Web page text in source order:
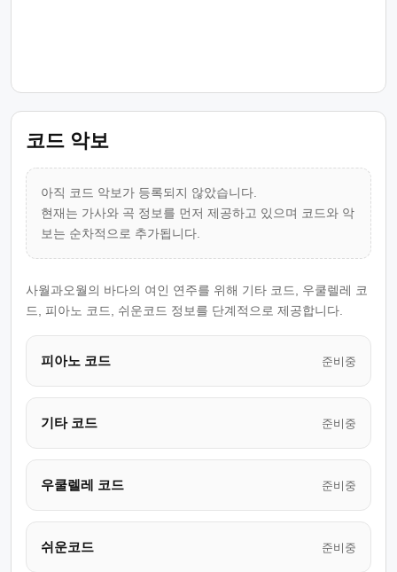
코드 악보
아직 코드 악보가 등록되지 않았습니다.
현재는 가사와 곡 정보를 먼저 제공하고 있으며 코드와 악
보는 순차적으로 추가됩니다.
사월과오월의 바다의 여인 연주를 위해 기타 코드, 우쿨렐레 코
드, 피아노 코드, 쉬운코드 정보를 단계적으로 제공합니다.
피아노 코드 준비중
기타 코드 준비중
우쿨렐레 코드 준비중
쉬운코드 준비중